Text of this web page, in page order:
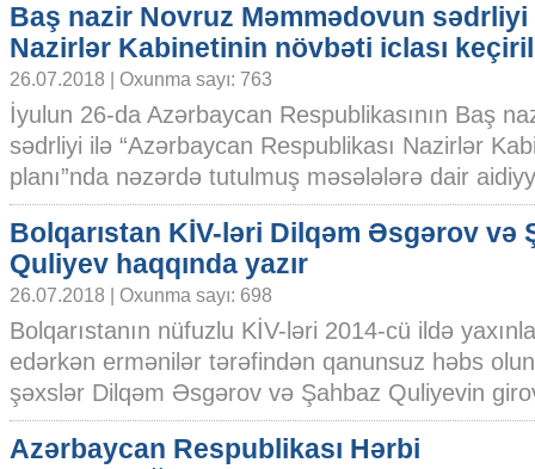
Baş nazir Novruz Məmmədovun sədrliyi
Nazirlər Kabinetinin növbəti iclası
26.07.2018 | Oxunma sayı: 763
İyulun 26-da Azərbaycan Respublikasının Baş
sədrliyi ilə “Azərbaycan Respublikası Nazirlər
planı”nda nəzərdə tutulmuş məsələlərə dair
Bolqarıstan KİV-ləri Dilqəm Əsgərov və
Quliyev haqqında yazır
26.07.2018 | Oxunma sayı: 698
Bolqarıstanın nüfuzlu KİV-ləri 2014-cü ildə
edərkən ermənilər tərəfindən qanunsuz həbs
şəxslər Dilqəm Əsgərov və Şahbaz Quliyevin
Azərbaycan Respublikası Hərbi